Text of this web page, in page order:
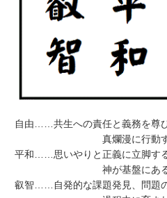
自由……共生への責任と義務を尊
真爛漫に行動
平和……思いやりと正義に立脚す
神が基盤にあ
叡智……自発的な課題発見、問題